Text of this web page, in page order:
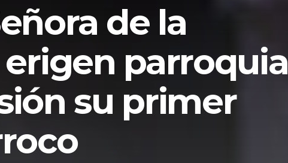
de la
erigen parroquia
su primer